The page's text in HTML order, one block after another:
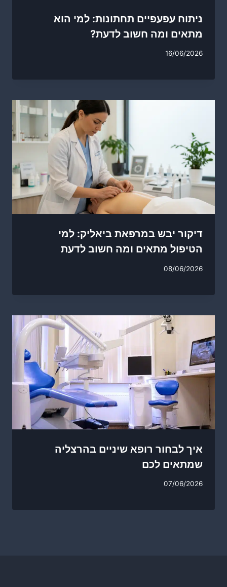
ניתוח עפעפיים תחתונות: למי הוא
מתאים ומה חשוב לדעת?
16/06/2026
דיקור יבש במרפאת ביאליק: למי
הטיפול מתאים ומה חשוב לדעת
08/06/2026
איך לבחור רופא שיניים בהרצליה
שמתאים לכם
07/06/2026